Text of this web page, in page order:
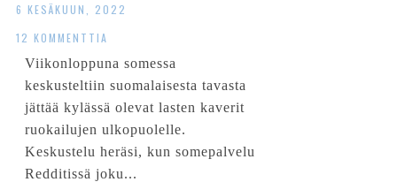
6 KESÄKUUN, 2022
12 KOMMENTTIA
Viikonloppuna somessa
keskusteltiin suomalaisesta tavasta
jättää kylässä olevat lasten kaverit
ruokailujen ulkopuolelle.
Keskustelu heräsi, kun somepalvelu
Redditissä joku...